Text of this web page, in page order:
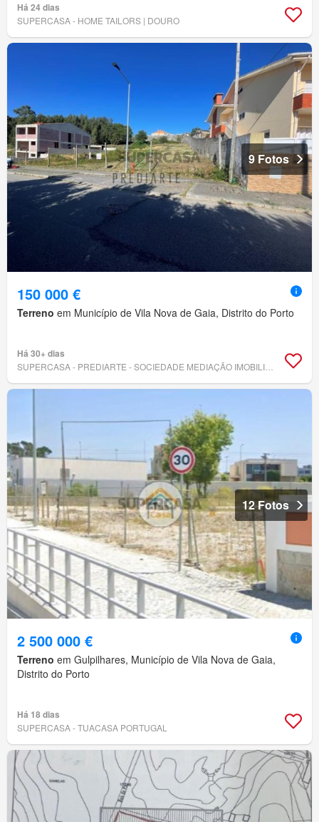
Há 24 dias
SUPERCASA - HOME TAILORS | DOURO
9 Fotos
150 000 €
Terreno em Município de Vila Nova de Gaia, Distrito do Porto
Há 30+ dias
12 Fotos
2 500 000 €
Terreno em Gulpilhares, Município de Vila Nova de Gaia,
Distrito do Porto
Há 18 dias
SUPERCASA - TUACASA PORTUGAL